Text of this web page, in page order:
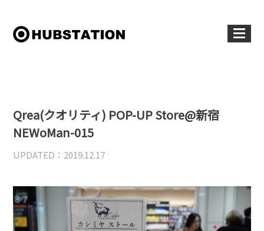
Qrea(クオリティ) POP-UP Store@新宿
NEWoMan-015
UPDATED：2019.12.17